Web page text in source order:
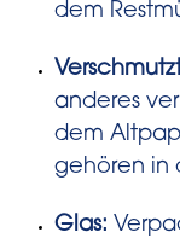
dem
anderes
dem
gehören in
Glas: